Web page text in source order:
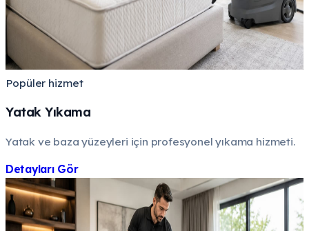
Popüler hizmet
Yatak Yıkama
Yatak ve baza yüzeyleri için profesyonel yıkama hizmeti.
Detayları Gör